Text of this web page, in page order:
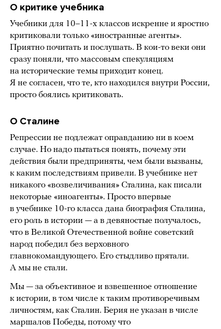
О критике учебника
Учебники для 10–11-х классов искренне и яростно
критиковали только «иностранные агенты».
Приятно почитать и послушать. В кои-то веки они
сразу поняли, что массовым спекуляциям
на исторические темы приходит конец.
Я не согласен, что те, кто находился внутри России,
просто боялись критиковать.
О Сталине
Репрессии не подлежат оправданию ни в коем
случае. Но надо пытаться понять, почему эти
действия были предприняты, чем были вызваны,
к каким последствиям привели. В учебнике нет
никакого «возвеличивания» Сталина, как писали
некоторые «иноагенты». Просто впервые
в учебнике 10-го класса дана биография Сталина,
его роль в истории — а в девяностые получалось,
что в Великой Отечественной войне советский
народ победил без верховного
главнокомандующего. Его стыдливо прятали.
А мы не стали.
Мы — за объективное и взвешенное отношение
к истории, в том числе к таким противоречивым
личностям, как Сталин. Берия не указан в числе
маршалов Победы, потому что